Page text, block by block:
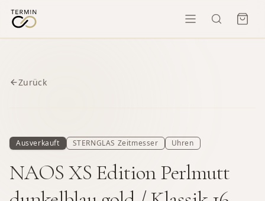
Zurück
Ausverkauft STERNGLAS Zeitmesser Uhren
NAOS XS Edition Perlmutt